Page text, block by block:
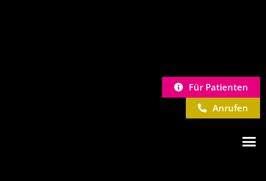
Für Patienten
Anrufen